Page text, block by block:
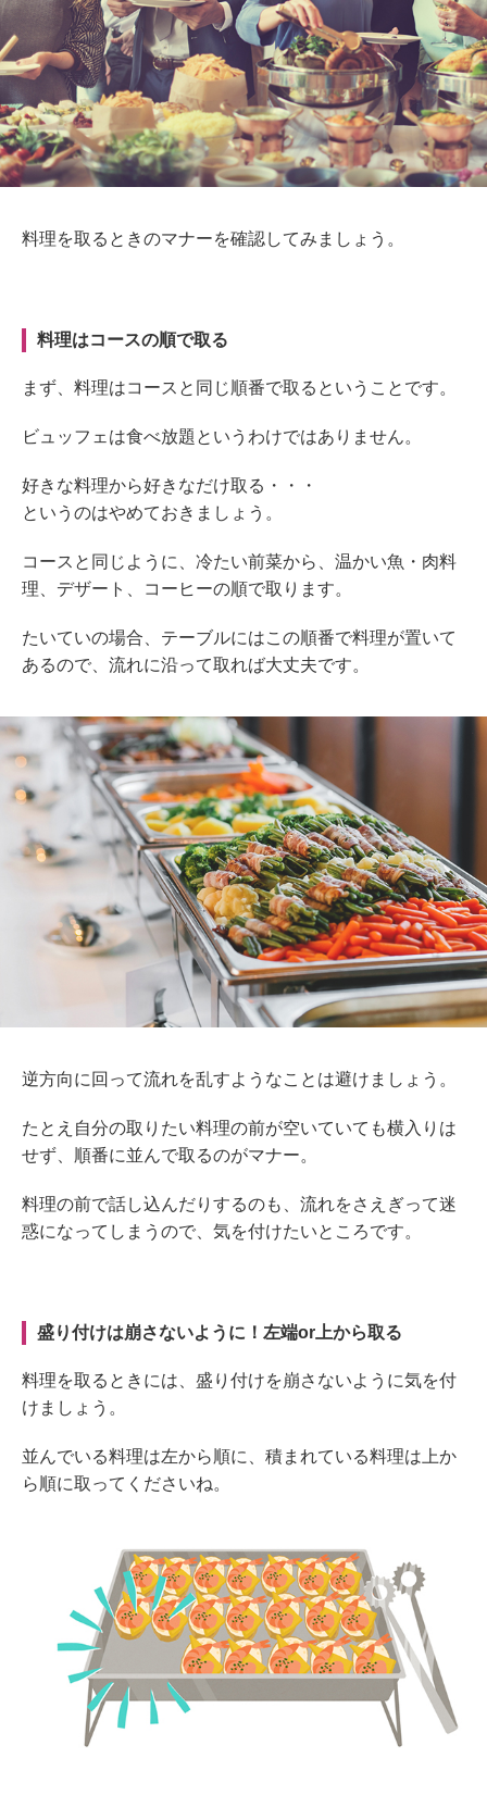
料理を取るときのマナーを確認してみましょう。
料理はコースの順で取る
まず、料理はコースと同じ順番で取るということです。
ビュッフェは食べ放題というわけではありません。
好きな料理から好きなだけ取る・・・
というのはやめておきましょう。
コースと同じように、冷たい前菜から、温かい魚・肉料
理、デザート、コーヒーの順で取ります。
たいていの場合、テーブルにはこの順番で料理が置いて
あるので、流れに沿って取れば大丈夫です。
逆方向に回って流れを乱すようなことは避けましょう。
たとえ自分の取りたい料理の前が空いていても横入りは
せず、順番に並んで取るのがマナー。
料理の前で話し込んだりするのも、流れをさえぎって迷
惑になってしまうので、気を付けたいところです。
盛り付けは崩さないように！左端or上から取る
料理を取るときには、盛り付けを崩さないように気を付
けましょう。
並んでいる料理は左から順に、積まれている料理は上か
ら順に取ってくださいね。